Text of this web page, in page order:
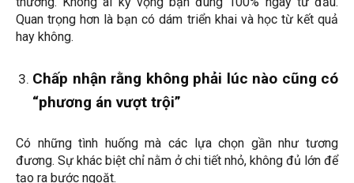
Quan trọng hơn là bạn có dám triển khai và học từ kết quả
hay không.
Chấp nhận rằng không phải lúc nào cũng có
“phương án vượt trội”
Có những tình huống mà các lựa chọn gần như tương
đương. Sự khác biệt chỉ nằm ở chi tiết nhỏ, không đủ lớn để
tạo ra bước ngoặt.